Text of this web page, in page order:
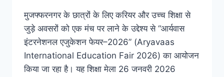
मुजफ्फरनगर के छात्रों के लिए करियर और उच्च शिक्षा से
जुड़े अवसरों को एक मंच पर लाने के उद्देश्य से “आर्यवास
इंटरनेशनल एजुकेशन फेयर–2026” (Aryavaas
International Education Fair 2026) का आयोजन
किया जा रहा है। यह शिक्षा मेला 26 जनवरी 2026